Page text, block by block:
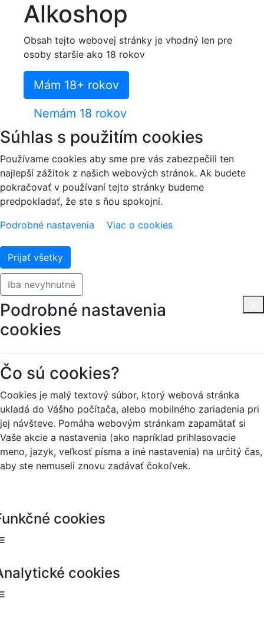
Alkoshop
Obsah tejto webovej stránky je vhodný len pre
osoby staršie ako 18 rokov
Mám 18+ rokov
Nemám 18 rokov
Súhlas s použitím cookies
Používame cookies aby sme pre vás zabezpečili ten
najlepší zážitok z našich webových stránok. Ak budete
pokračovať v používaní tejto stránky budeme
predpokladať, že ste s ňou spokojní.
Podrobné nastavenia
Viac o cookies
Prijať všetky
Iba nevyhnutné
Podrobné nastavenia
cookies
Čo sú cookies?
Cookies je malý textový súbor, ktorý webová stránka
ukladá do Vášho počítača, alebo mobilného zariadenia pri
jej návšteve. Pomáha webovým stránkam zapamätať si
Vaše akcie a nastavenia (ako napríklad prihlasovacie
meno, jazyk, veľkosť písma a iné nastavenia) na určitý čas,
aby ste nemuseli znovu zadávať čokoľvek.
cookies
cookies